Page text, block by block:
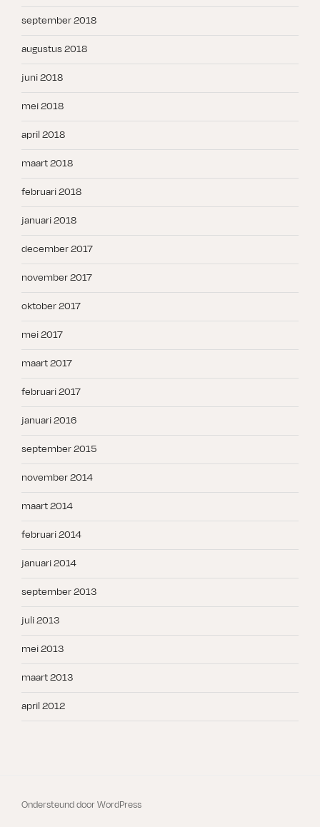
september 2018
augustus 2018
juni 2018
mei 2018
april 2018
maart 2018
februari 2018
januari 2018
december 2017
november 2017
oktober 2017
mei 2017
maart 2017
februari 2017
januari 2016
september 2015
november 2014
maart 2014
februari 2014
januari 2014
september 2013
juli 2013
mei 2013
maart 2013
april 2012
Ondersteund door WordPress